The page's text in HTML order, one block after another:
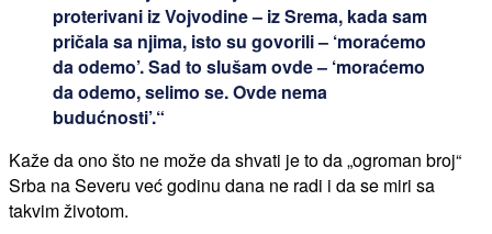
proterivani iz Vojvodine – iz Srema, kada sam
pričala sa njima, isto su govorili – ‘moraćemo
da odemo’. Sad to slušam ovde – ‘moraćemo
da odemo, selimo se. Ovde nema
budućnosti’.“
Kaže da ono što ne može da shvati je to da „ogroman broj“
Srba na Severu već godinu dana ne radi i da se miri sa
takvim životom.